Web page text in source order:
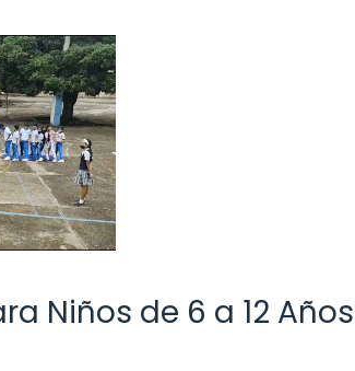
Niños de 6 a 12